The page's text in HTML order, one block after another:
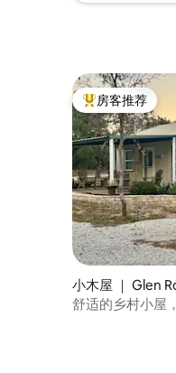
热门「房客推荐」
房客推荐
小木屋 ｜ Glen
舒适的乡村小屋